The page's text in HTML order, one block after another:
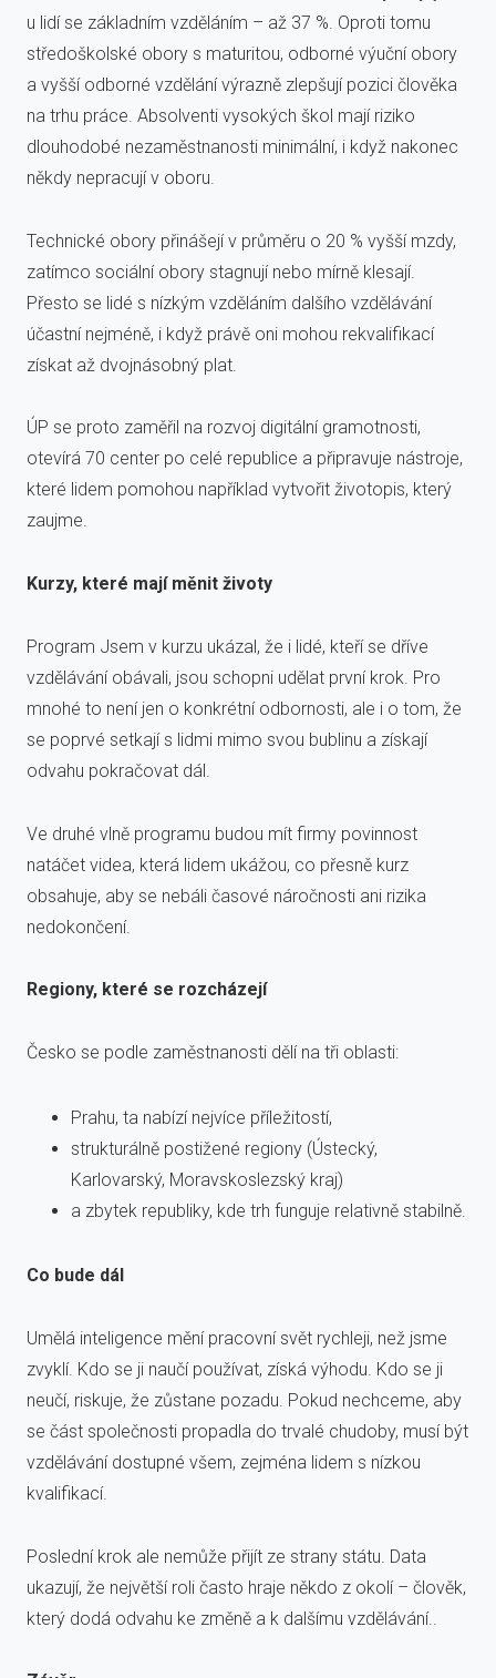
u lidí se základním vzděláním – až 37 %. Oproti tomu
středoškolské obory s maturitou, odborné výuční obory
a vyšší odborné vzdělání výrazně zlepšují pozici člověka
na trhu práce. Absolventi vysokých škol mají riziko
dlouhodobé nezaměstnanosti minimální, i když nakonec
někdy nepracují v oboru.
Technické obory přinášejí v průměru o 20 % vyšší mzdy,
zatímco sociální obory stagnují nebo mírně klesají.
Přesto se lidé s nízkým vzděláním dalšího vzdělávání
účastní nejméně, i když právě oni mohou rekvalifikací
získat až dvojnásobný plat.
ÚP se proto zaměřil na rozvoj digitální gramotnosti,
otevírá 70 center po celé republice a připravuje nástroje,
které lidem pomohou například vytvořit životopis, který
zaujme.
Kurzy, které mají měnit životy
Program Jsem v kurzu ukázal, že i lidé, kteří se dříve
vzdělávání obávali, jsou schopni udělat první krok. Pro
mnohé to není jen o konkrétní odbornosti, ale i o tom, že
se poprvé setkají s lidmi mimo svou bublinu a získají
odvahu pokračovat dál.
Ve druhé vlně programu budou mít firmy povinnost
natáčet videa, která lidem ukážou, co přesně kurz
obsahuje, aby se nebáli časové náročnosti ani rizika
nedokončení.
Regiony, které se rozcházejí
Česko se podle zaměstnanosti dělí na tři oblasti:
Prahu, ta nabízí nejvíce příležitostí,
strukturálně postižené regiony (Ústecký,
Karlovarský, Moravskoslezský kraj)
a zbytek republiky, kde trh funguje relativně stabilně.
Co bude dál
Umělá inteligence mění pracovní svět rychleji, než jsme
zvyklí. Kdo se ji naučí používat, získá výhodu. Kdo se ji
neučí, riskuje, že zůstane pozadu. Pokud nechceme, aby
se část společnosti propadla do trvalé chudoby, musí být
vzdělávání dostupné všem, zejména lidem s nízkou
kvalifikací.
Poslední krok ale nemůže přijít ze strany státu. Data
ukazují, že největší roli často hraje někdo z okolí – člověk,
který dodá odvahu ke změně a k dalšímu vzdělávání..